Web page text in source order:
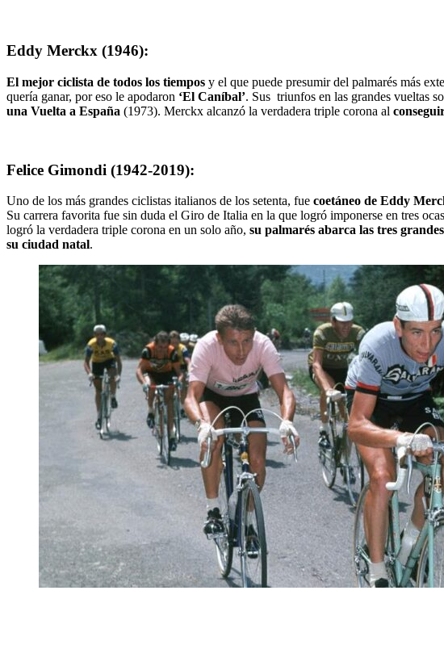
Eddy Merckx (1946):
El mejor ciclista de todos los tiempos y el que puede presumir del palmarés más
quería ganar, por eso le apodaron ‘El Caníbal’. Sus triunfos en las grandes vueltas
una Vuelta a España (1973). Merckx alcanzó la verdadera triple corona al
Felice Gimondi (1942-2019):
Uno de los más grandes ciclistas italianos de los setenta, fue coetáneo de Eddy
Su carrera favorita fue sin duda el Giro de Italia en la que logró imponerse en tres
logró la verdadera triple corona en un solo año, su palmarés abarca las tres
su ciudad natal.